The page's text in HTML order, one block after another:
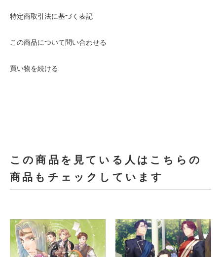
特定商取引法に基づく表記
この商品について問い合わせる
買い物を続ける
この商品を見ている人はこちらの
商品もチェックしています